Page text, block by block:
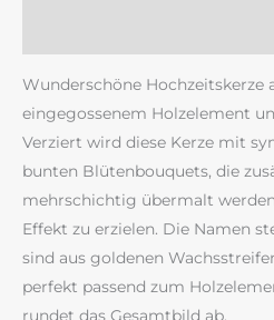
Wunderschöne Hochzeitskerze
eingegossenem Holzelement
Verziert wird diese Kerze mit
bunten Blütenbouquets, die
mehrschichtig übermalt
Effekt zu erzielen. Die Namen
sind aus goldenen
perfekt passend zum
rundet das Gesamtbild ab.